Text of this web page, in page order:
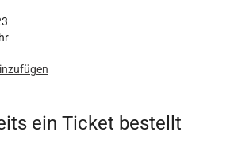
ein Ticket bestellt